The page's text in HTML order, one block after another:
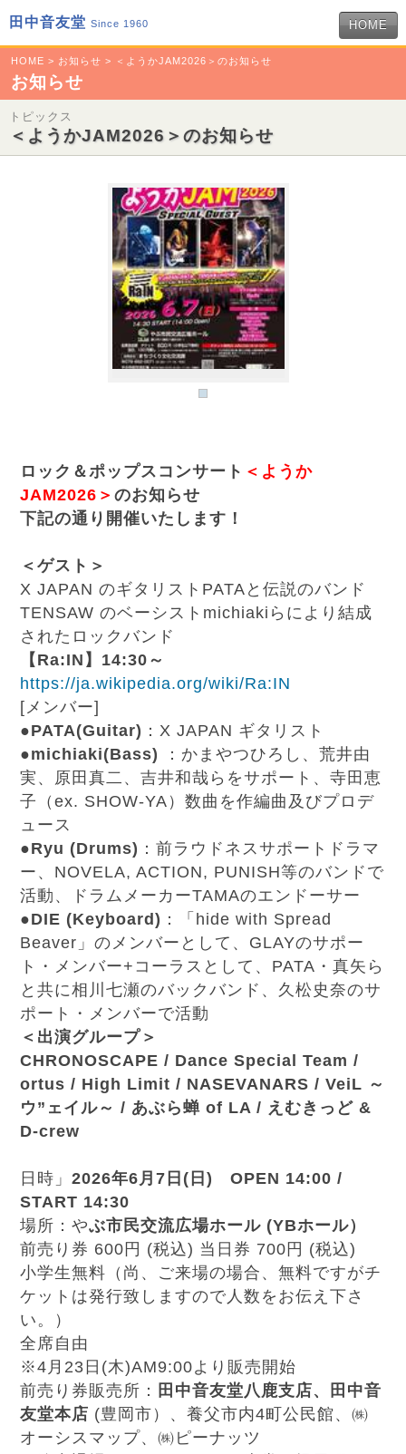
田中音友堂 Since 1960 HOME
HOME > お知らせ > ＜ようかJAM2026＞のお知らせ
お知らせ
トピックス
＜ようかJAM2026＞のお知らせ
ロック＆ポップスコンサート ＜ようか
JAM2026＞のお知らせ
下記の通り開催いたします！
＜ゲスト＞
X JAPAN のギタリストPATAと伝説のバンド
TENSAW のベーシストmichiakiらにより結成
されたロックバンド
【Ra:IN】14:30～
https://ja.wikipedia.org/wiki/Ra:IN
[メンバー]
●PATA(Guitar) ：X JAPAN ギタリスト
●michiaki(Bass)
：かまやつひろし、荒井由
実、原田真二、吉井和哉らをサポート、寺田恵
子（ex. SHOW-YA）数曲を作編曲及びプロデ
ュース
●Ryu (Drums) ：前ラウドネスサポートドラマ
ー、NOVELA, ACTION, PUNISH等のバンドで
活動、ドラムメーカーTAMAのエンドーサー
●DIE (Keyboard) ：「hide with Spread
Beaver」のメンバーとして、GLAYのサポー
ト・メンバー+コーラスとして、PATA・真矢ら
と共に相川七瀬のバックバンド、久松史奈のサ
ポート・メンバーで活動
＜出演グループ＞
CHRONOSCAPE / Dance Special Team /
ortus / High Limit / NASEVANARS / VeiL ～
ウ”ェイル～ / あぶら蝉 of LA / えむきっど &
D-crew
日時」2026年6月7日(日) OPEN 14:00 /
START 14:30
場所：やぶ市民交流広場ホール (YBホール）
前売り券 600円 (税込) 当日券 700円 (税込)
小学生無料（尚、ご来場の場合、無料ですがチ
ケットは発行致しますので人数をお伝え下さ
い。）
全席自由
※4月23日(木)AM9:00より販売開始
前売り券販売所： 田中音友堂八鹿支店、田中音
友堂本店 (豊岡市）、養父市内4町公民館、㈱
オーシスマップ、㈱ピーナッツ